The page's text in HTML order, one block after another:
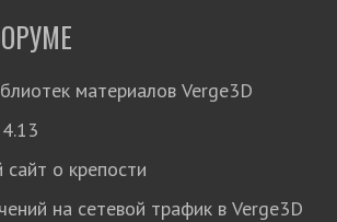
материалов Verge3D
о крепости
на сетевой трафик в Verge3D